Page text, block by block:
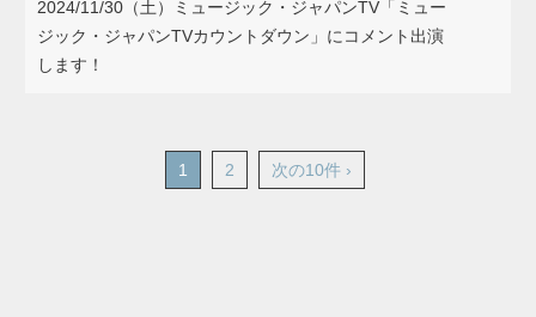
2024/11/30（土）ミュージック・ジャパンTV「ミュー
ジック・ジャパンTVカウントダウン」にコメント出演
します！
1 2 次の10件 ›